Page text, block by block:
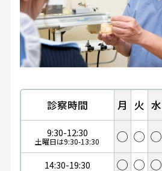
診察時間 月 火 水
9:30-12:30
土曜日は9:30-13:30 ◯ ◯ ◯
14:30-19:30 ◯ ◯ ◯